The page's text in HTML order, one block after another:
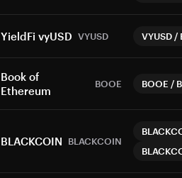
YieldFi vyUSD VYUSD VYUSD /
Book of
Ethereum
BOOE BOOE /
BLACKCOIN BLACKCOIN